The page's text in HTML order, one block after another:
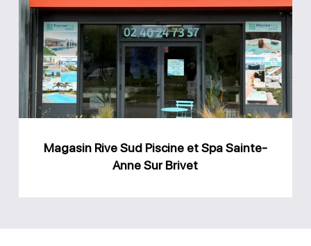
Sud
Piscine
et
Spa
Sainte-
Sur
Magasin Rive Sud Piscine et Spa Sainte-
Anne Sur Brivet